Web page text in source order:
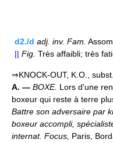
d2./d adj. inv. Fam.
|| Fig. Très affaibli; très
⇒KNOCK-OUT, K.O.,
A. — BOXE. Lors d'une
boxeur qui reste à terre
Battre son adversaire par
boxeur accompli,
internat. Focus, Paris,